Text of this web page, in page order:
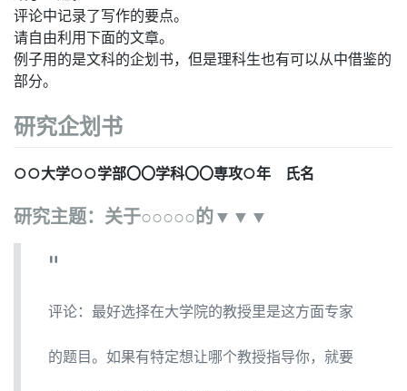
评论中记录了写作的要点。
请自由利用下面的文章。
例子用的是文科的企划书，但是理科生也有可以从中借鉴的
部分。
研究企划书
○○大学○○学部〇〇学科〇〇専攻○年 氏名
研究主题：关于○○○○○的▼▼▼
评论：最好选择在大学院的教授里是这方面专家
的题目。如果有特定想让哪个教授指导你，就要